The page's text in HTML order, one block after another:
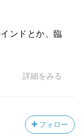
ンドとか、臨
詳細をみる
フォロー